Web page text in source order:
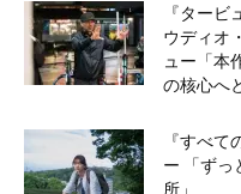
『ター
ウディオ
ュー「本
の核心へ
『すべ
ー 「ずっ
所」